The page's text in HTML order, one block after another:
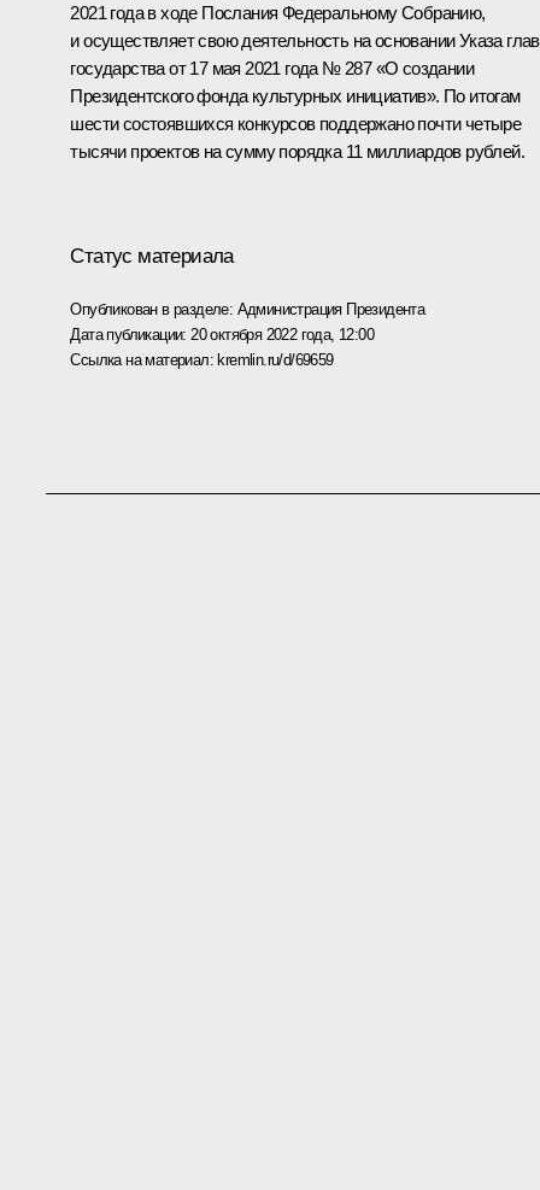
2021 года в ходе Послания Федеральному Собранию,
и осуществляет свою деятельность на основанииУказа
государства от 17 мая 2021 года № 287 «О создании
Президентского фонда культурных инициатив». По итогам
шести состоявшихся конкурсов поддержано почти четыре
тысячи проектов на сумму порядка 11 миллиардов рублей.
Статус материала
Опубликован в разделе: Администрация Президента
Дата публикации: 20 октября 2022 года, 12:00
Ссылка на материал: kremlin.ru/d/69659